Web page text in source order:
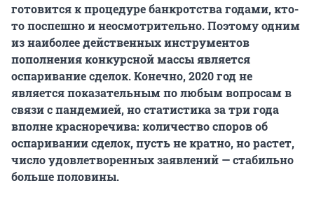
готовится к процедуре банкротства годами, кто-
то поспешно и неосмотрительно. Поэтому одним
из наиболее действенных инструментов
пополнения конкурсной массы является
оспаривание сделок. Конечно, 2020 год не
является показательным по любым вопросам в
связи с пандемией, но статистика за три года
вполне красноречива: количество споров об
оспаривании сделок, пусть не кратно, но растет,
число удовлетворенных заявлений — стабильно
больше половины.